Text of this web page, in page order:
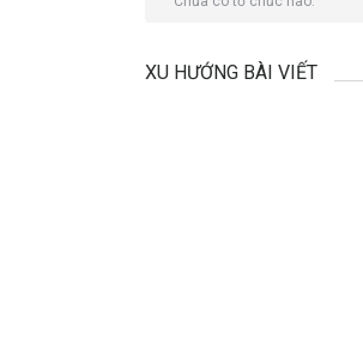
XU HƯỚNG BÀI VIẾT